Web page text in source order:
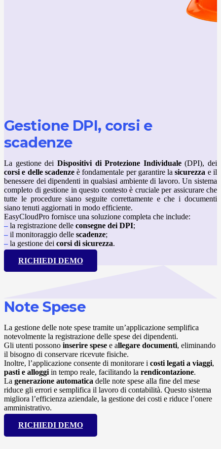
Gestione DPI, corsi e
scadenze
La gestione dei Dispositivi di Protezione Individuale(DPI), dei
corsi e delle scadenzeè fondamentale per garantire lasicurezza e il
benessere dei dipendenti in qualsiasi ambiente di lavoro. Un sistema
completo di gestione in questo contesto è cruciale per assicurare che
tutte le procedure siano seguite correttamente e che i documenti
siano tenuti aggiornati in modo efficiente.
EasyCloudPro fornisce una soluzione completa che include:
– la registrazione delle consegne dei DPI;
– il monitoraggio delle scadenze;
– la gestione dei corsi di sicurezza.
RICHIEDI DEMO
Note Spese
La gestione delle note spese tramite un’applicazione semplifica
notevolmente la registrazione delle spese dei dipendenti.
Gli utenti possono inserire spese e allegare documenti, eliminando
il bisogno di conservare ricevute fisiche.
Inoltre, l’applicazione consente di monitorare i costi legati a viaggi,
pasti e alloggi in tempo reale, facilitando la rendicontazione.
La generazione automatica delle note spese alla fine del mese
riduce gli errori e semplifica il lavoro di contabilità. Questo sistema
migliora l’efficienza aziendale, la gestione dei costi e riduce l’onere
amministrativo.
RICHIEDI DEMO